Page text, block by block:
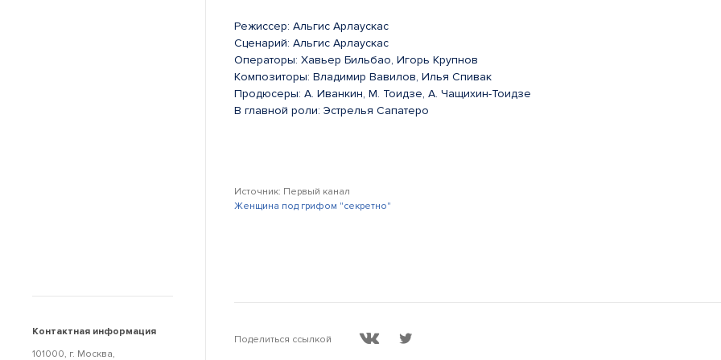
Контактная информация
101000, г. Москва,
Режиссер: Альгис Арлаускас
Сценарий: Альгис Арлаускас
Операторы: Хавьер Бильбао, Игорь Крупнов
Композиторы: Владимир Вавилов, Илья Спивак
Продюсеры: А. Иванкин, М. Тоидзе, А. Чащихин-Тоидзе
В главной роли: Эстрелья Сапатеро
Источник: Первый канал
Женщина под грифом "секретно"
Поделиться ссылкой